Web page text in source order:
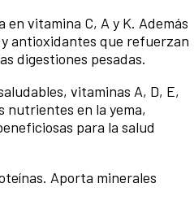
vitamina C, A y K. Además
antioxidantes que refuerzan
digestiones pesadas.
vitaminas A, D, E,
nutrientes en la yema,
para la salud
Aporta minerales